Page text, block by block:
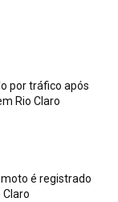
por tráfico após
Rio Claro
é registrado